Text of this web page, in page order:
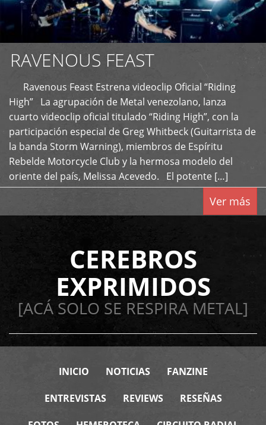
RAVENOUS FEAST
Ravenous Feast Estrena videoclip Oficial “Riding
High” La agrupación de Metal venezolano, lanza
cuarto videoclip oficial titulado “Riding High”, con la
participación especial de Greg Whitbeck (Guitarrista de
la banda Storm Warning), miembros de Espíritu
Rebelde Motorcycle Club y la hermosa modelo del
oriente del país, Melissa Acevedo. El potente […]
Ver más
CEREBROS
EXPRIMIDOS
[ACÁ SOLO SE RESPIRA METAL]
INICIO NOTICIAS FANZINE
ENTREVISTAS REVIEWS RESEÑAS